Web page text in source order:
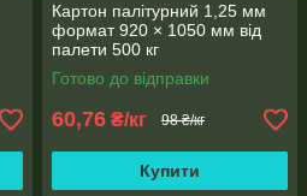
Картон палітурний 1,25 мм
формат 920 × 1050 мм від
палети 500 кг
Готово до відправки
60,76 ₴/кг 98 ₴/кг
Купити